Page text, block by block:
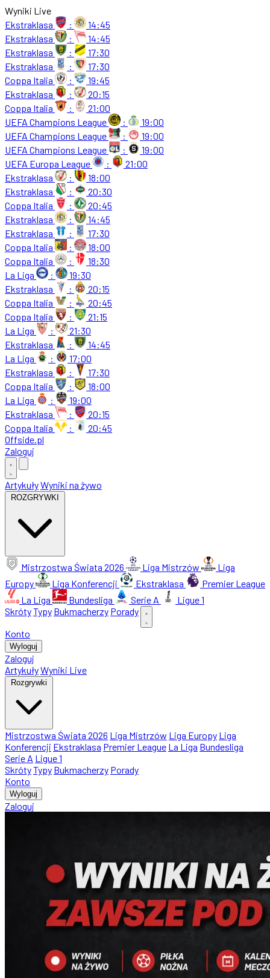
Wyniki Live
Ekstraklasa
:
14:45
Ekstraklasa
:
14:45
Ekstraklasa
:
17:30
Ekstraklasa
:
17:30
Coppa Italia
:
19:45
Ekstraklasa
:
20:15
Coppa Italia
:
21:00
UEFA Champions League
:
19:00
UEFA Champions League
:
19:00
UEFA Champions League
:
19:00
UEFA Europa League
:
21:00
Ekstraklasa
:
18:00
Ekstraklasa
:
20:30
Coppa Italia
:
20:45
Ekstraklasa
:
14:45
Ekstraklasa
:
17:30
Coppa Italia
:
18:00
Coppa Italia
:
18:30
La Liga
:
19:30
Ekstraklasa
:
20:15
Coppa Italia
:
20:45
Coppa Italia
:
21:15
La Liga
:
21:30
Ekstraklasa
:
14:45
La Liga
:
17:00
Ekstraklasa
:
17:30
Coppa Italia
:
18:00
La Liga
:
19:00
Ekstraklasa
:
20:15
Coppa Italia
:
20:45
Offside.pl
Zaloguj
ArtykułyWyniki na żywo
ROZGRYWKI
Mistrzostwa Świata 2026 Liga Mistrzów
Liga
Europy
Liga Konferencji Ekstraklasa
Premier League
La Liga
Bundesliga Serie A
Ligue 1
SkrótyTypy Bukmacherzy Porady
Konto
Wyloguj
Zaloguj
ArtykułyWyniki Live
Rozgrywki
Mistrzostwa Świata 2026 Liga Mistrzów Liga Europy Liga
Konferencji Ekstraklasa Premier League La Liga Bundesliga
Serie A Ligue 1
SkrótyTypy Bukmacherzy Porady
Konto
Wyloguj
Zaloguj